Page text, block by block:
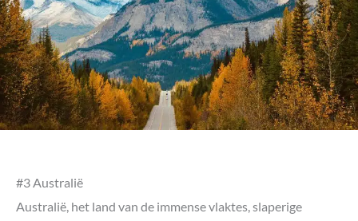
#3 Australië
Australië, het land van de immense vlaktes, slaperige